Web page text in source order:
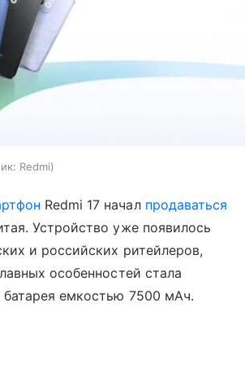
Redmi
Redmi 17 начал продаваться
Устройство уже появилось
и российских ритейлеров,
особенностей стала
батарея емкостью 7500 мАч.